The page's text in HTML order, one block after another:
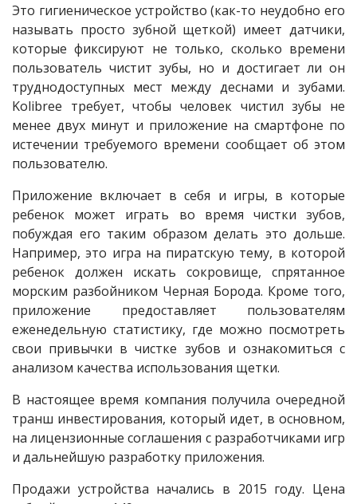
Это гигиеническое устройство (как-то неудобно его
называть просто зубной щеткой) имеет датчики,
которые фиксируют не только, сколько времени
пользователь чистит зубы, но и достигает ли он
труднодоступных мест между деснами и зубами.
Kolibree требует, чтобы человек чистил зубы не
менее двух минут и приложение на смартфоне по
истечении требуемого времени сообщает об этом
пользователю.
Приложение включает в себя и игры, в которые
ребенок может играть во время чистки зубов,
побуждая его таким образом делать это дольше.
Например, это игра на пиратскую тему, в которой
ребенок должен искать сокровище, спрятанное
морским разбойником Черная Борода. Кроме того,
приложение предоставляет пользователям
еженедельную статистику, где можно посмотреть
свои привычки в чистке зубов и ознакомиться с
анализом качества использования щетки.
В настоящее время компания получила очередной
транш инвестирования, который идет, в основном,
на лицензионные соглашения с разработчиками игр
и дальнейшую разработку приложения.
Продажи устройства начались в 2015 году. Цена